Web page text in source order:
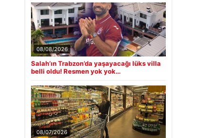
08/08/2026
Salah’ın Trabzon’da yaşayacağı lüks villa
belli oldu! Resmen yok yok…
08/07/2026